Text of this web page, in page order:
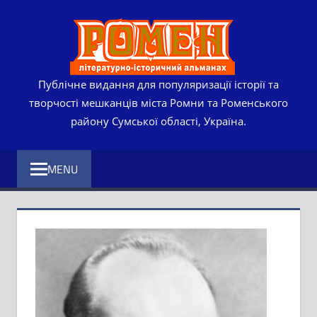
Публічне видання для популяризації історії та
творчості мешканців міста Ромни та Роменського
району Сумської області, Україна.
MENU